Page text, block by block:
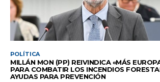
POLÍTICA
MILLÁN MON (PP) REIVINDICA «MÁS
PARA COMBATIR LOS INCENDIOS
AYUDAS PARA PREVENCIÓN